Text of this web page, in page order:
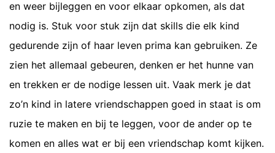
en weer bijleggen en voor elkaar opkomen, als dat
nodig is. Stuk voor stuk zijn dat skills die elk kind
gedurende zijn of haar leven prima kan gebruiken. Ze
zien het allemaal gebeuren, denken er het hunne van
en trekken er de nodige lessen uit. Vaak merk je dat
zo’n kind in latere vriendschappen goed in staat is om
ruzie te maken en bij te leggen, voor de ander op te
komen en alles wat er bij een vriendschap komt kijken.